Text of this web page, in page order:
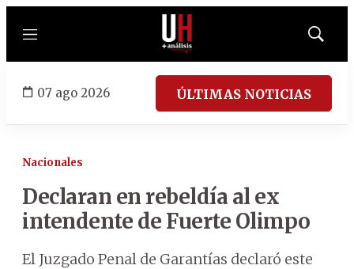
Menú
Mostrar
07 ago 2026 ÚLTIMAS NOTICIAS
Nacionales
Declaran en rebeldía al ex
intendente de Fuerte Olimpo
El Juzgado Penal de Garantías declaró este